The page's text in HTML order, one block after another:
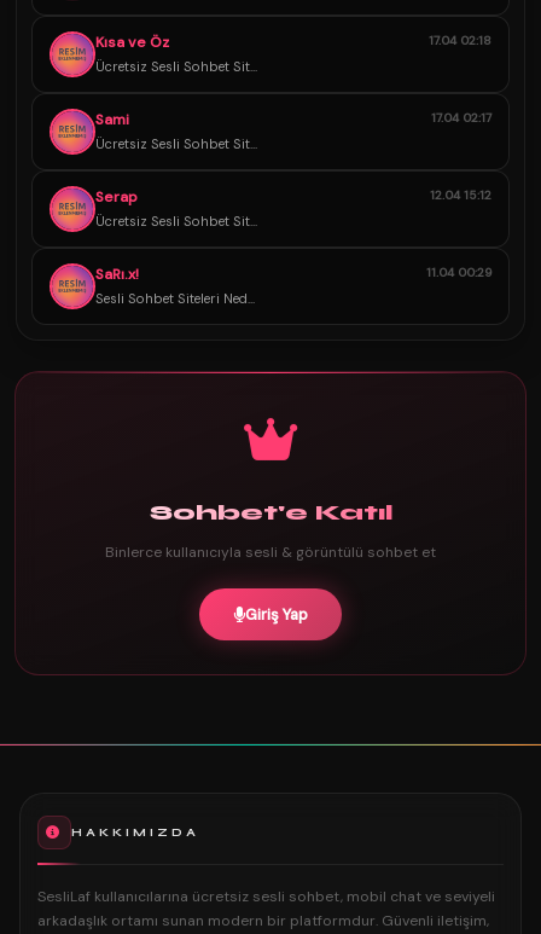
Kısa ve Öz
Ücretsiz Sesli Sohbet Sit...
17.04 02:18
Sami
Ücretsiz Sesli Sohbet Sit...
17.04 02:17
Serap
Ücretsiz Sesli Sohbet Sit...
12.04 15:12
SaRı.x!
Sesli Sohbet Siteleri Ned...
11.04 00:29
Sohbet'e Katıl
Binlerce kullanıcıyla sesli & görüntülü sohbet et
Giriş Yap
HAKKIMIZDA
SesliLaf kullanıcılarına ücretsiz sesli sohbet, mobil chat ve seviyeli
arkadaşlık ortamı sunan modern bir platformdur. Güvenli iletişim,